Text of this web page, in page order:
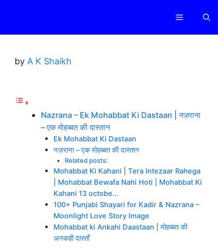
content
Menu
by A K Shaikh
Nazrana – Ek Mohabbat Ki Dastaan | नज़राना
– एक मोहब्बत की दास्तान
Ek Mohabbat Ki Dastaan
नज़राना – एक मोहब्बत की दास्तान
Related posts:
Mohabbat Ki Kahani | Tera Intezaar Rahega
| Mohabbat Bewafa Nahi Hoti | Mohabbat Ki
Kahani 13 octobe…
100+ Punjabi Shayari for Kadir & Nazrana –
Moonlight Love Story Image
Mohabbat ki Ankahi Daastaan | मोहब्बत की
अनकही दास्ताँ